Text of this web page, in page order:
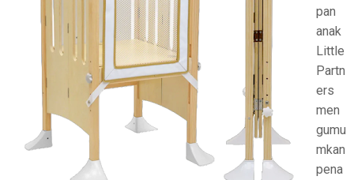
pan
anak
Little
Partn
ers
men
gumu
mkan
pena